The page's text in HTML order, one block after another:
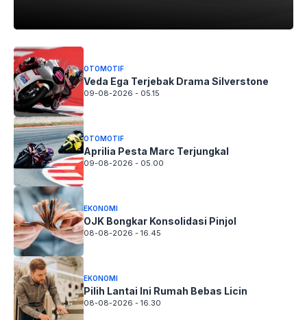
OTOMOTIF
Veda Ega Terjebak Drama Silverstone
09-08-2026 - 05.15
OTOMOTIF
Aprilia Pesta Marc Terjungkal
09-08-2026 - 05.00
EKONOMI
OJK Bongkar Konsolidasi Pinjol
08-08-2026 - 16.45
EKONOMI
Pilih Lantai Ini Rumah Bebas Licin
08-08-2026 - 16.30